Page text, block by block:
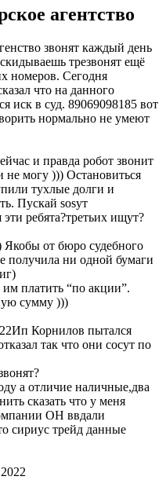
агентство
звонят каждый день
трезвонят ещё
номеров. Сегодня
что на данного
иск в суд. 89069098185 вот
нормально не умеют
и правда робот звонит
не могу ))) Остановиться
тухлые долги и
Пускай sosут
ребята?третьих ищут?
от бюро судебного
получила ни одной бумаги
платить “по акции”.
сумму )))
Корнилов пытался
так что они сосут по
а отличие наличные,два
сказать что у меня
ОН ввдали
сириус трейд данные